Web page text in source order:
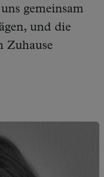
gemeinsam
und die
Zuhause